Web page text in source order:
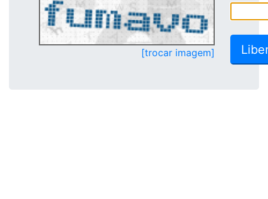
[trocar imagem]